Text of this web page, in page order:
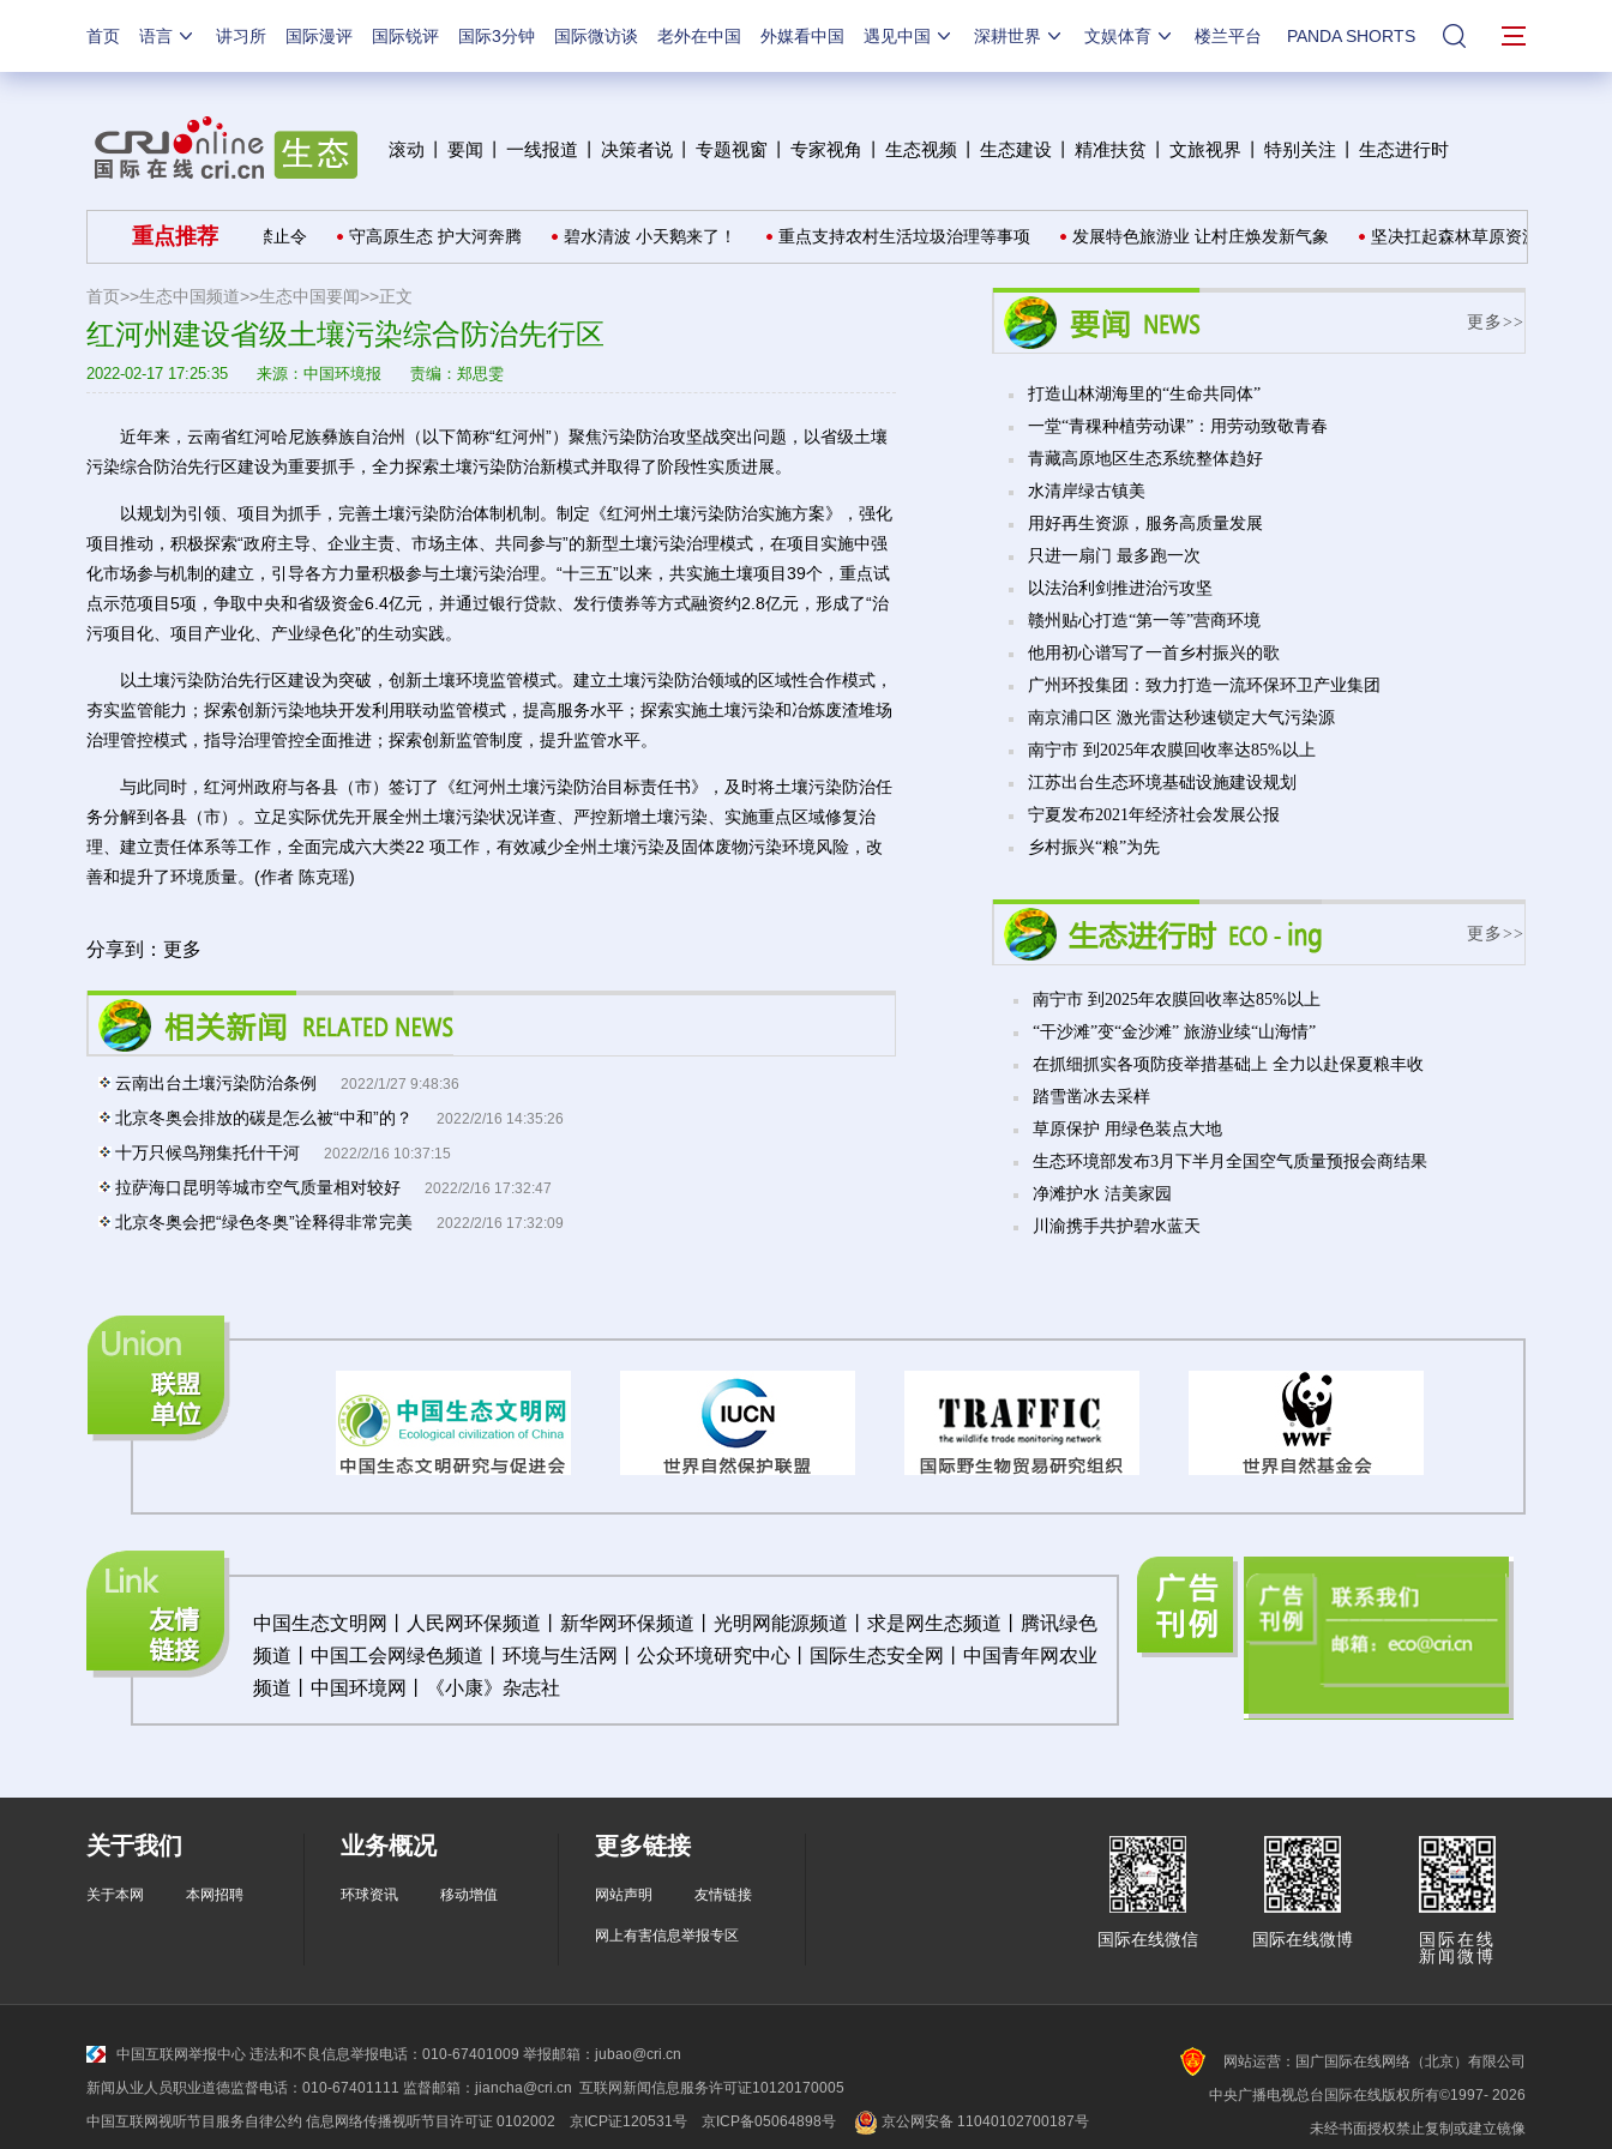
首页 语言 讲习所 国际漫评 国际锐评 国际3分钟 国际微访谈 老外在中国 外媒看中国 遇见中国 深耕世界 文娱体育 楼兰平台 PANDA SHORTS 站内搜索
滚动 要闻 一线报道 决策者说 专题视窗 专家视角 生态视频 生态建设 精准扶贫 文旅视界 特别关注 生态进行时
重点推荐
推广适用生态环境禁止令 守高原生态 护大河奔腾 碧水清波 小天鹅来了！ 重点支持农村生活垃圾治理等事项 发展特色旅游业 让村庄焕发新气象 坚决扛起森林草原资源保护发展责
首页>>生态中国频道>>生态中国要闻>>正文
红河州建设省级土壤污染综合防治先行区
2022-02-17 17:25:35 来源： 中国环境报 责编：郑思雯
近年来，云南省红河哈尼族彝族自治州（以下简称“红河州”）聚焦污染防治攻坚战突出问题，以省级土壤
污染综合防治先行区建设为重要抓手，全力探索土壤污染防治新模式并取得了阶段性实质进展。
以规划为引领、项目为抓手，完善土壤污染防治体制机制。制定《红河州土壤污染防治实施方案》，强化
项目推动，积极探索“政府主导、企业主责、市场主体、共同参与”的新型土壤污染治理模式，在项目实施中强
化市场参与机制的建立，引导各方力量积极参与土壤污染治理。“十三五”以来，共实施土壤项目39个，重点试
点示范项目5项，争取中央和省级资金6.4亿元，并通过银行贷款、发行债券等方式融资约2.8亿元，形成了“治
污项目化、项目产业化、产业绿色化”的生动实践。
以土壤污染防治先行区建设为突破，创新土壤环境监管模式。建立土壤污染防治领域的区域性合作模式，
夯实监管能力；探索创新污染地块开发利用联动监管模式，提高服务水平；探索实施土壤污染和冶炼废渣堆场
治理管控模式，指导治理管控全面推进；探索创新监管制度，提升监管水平。
与此同时，红河州政府与各县（市）签订了《红河州土壤污染防治目标责任书》，及时将土壤污染防治任
务分解到各县（市）。立足实际优先开展全州土壤污染状况详查、严控新增土壤污染、实施重点区域修复治
理、建立责任体系等工作，全面完成六大类22 项工作，有效减少全州土壤污染及固体废物污染环境风险，改
善和提升了环境质量。(作者 陈克瑶)
分享到： 更多
云南出台土壤污染防治条例 2022/1/27 9:48:36
北京冬奥会排放的碳是怎么被“中和”的？ 2022/2/16 14:35:26
十万只候鸟翔集托什干河 2022/2/16 10:37:15
拉萨海口昆明等城市空气质量相对较好 2022/2/16 17:32:47
北京冬奥会把“绿色冬奥”诠释得非常完美 2022/2/16 17:32:09
更多>>
打造山林湖海里的“生命共同体”
一堂“青稞种植劳动课”：用劳动致敬青春
青藏高原地区生态系统整体趋好
水清岸绿古镇美
用好再生资源，服务高质量发展
只进一扇门 最多跑一次
以法治利剑推进治污攻坚
赣州贴心打造“第一等”营商环境
他用初心谱写了一首乡村振兴的歌
广州环投集团：致力打造一流环保环卫产业集团
南京浦口区 激光雷达秒速锁定大气污染源
南宁市 到2025年农膜回收率达85%以上
江苏出台生态环境基础设施建设规划
宁夏发布2021年经济社会发展公报
乡村振兴“粮”为先
更多>>
南宁市 到2025年农膜回收率达85%以上
“干沙滩”变“金沙滩” 旅游业续“山海情”
在抓细抓实各项防疫举措基础上 全力以赴保夏粮丰收
踏雪凿冰去采样
草原保护 用绿色装点大地
生态环境部发布3月下半月全国空气质量预报会商结果
净滩护水 洁美家园
川渝携手共护碧水蓝天
中国生态文明网 人民网环保频道 新华网环保频道 光明网能源频道 求是网生态频道
腾讯绿色
频道
中国工会网绿色频道 环境与生活网 公众环境研究中心 国际生态安全网
中国青年网农业
频道
中国环境网 丨《小康》杂志社
关于我们
关于本网 本网招聘
业务概况
环球资讯 移动增值
更多链接
网站声明 友情链接
网上有害信息举报专区
国际在线
新闻微博
国际在线微博
国际在线微信
中国互联网举报中心 违法和不良信息举报电话：010-67401009 举报邮箱：jubao@cri.cn
新闻从业人员职业道德监督电话：010-67401111 监督邮箱：jiancha@cri.cn 互联网新闻信息服务许可证10120170005
中国互联网视听节目服务自律公约 信息网络传播视听节目许可证 0102002 京ICP证120531号 京ICP备05064898号 京公网安备 11040102700187号
网站运营：国广国际在线网络（北京）有限公司
中央广播电视总台国际在线版权所有©1997- 2026
未经书面授权禁止复制或建立镜像